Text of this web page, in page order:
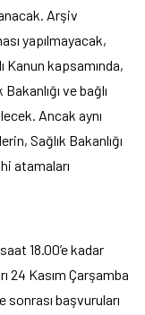
Arşiv
yapılmayacak,
Kanun kapsamında,
ve bağlı
Ancak aynı
Sağlık Bakanlığı
atamaları
18.00’e kadar
24 Kasım Çarşamba
başvuruları